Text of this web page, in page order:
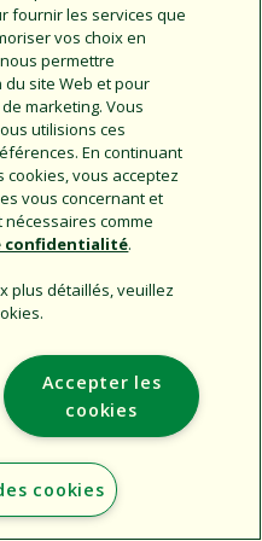
All rights reserved.
fournir les services que
vos choix en
permettre
site Web et pour
marketing. Vous
utilisions ces
En continuant
cookies, vous acceptez
vous concernant et
comme
confidentialité.
plus détaillés, veuillez
Accepter les
cookies
cookies